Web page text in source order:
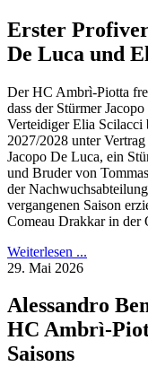
Erster
De Luca und
Der HC Ambrì-Piotta
dass der Stürmer
Verteidiger Elia Scilacci
2027/2028 unter
Jacopo De Luca, ein
und Bruder von
der
vergangenen Saison
Comeau Drakkar in der
Weiterlesen ...
29. Mai 2026
Alessandro
HC Ambrì-
Saisons